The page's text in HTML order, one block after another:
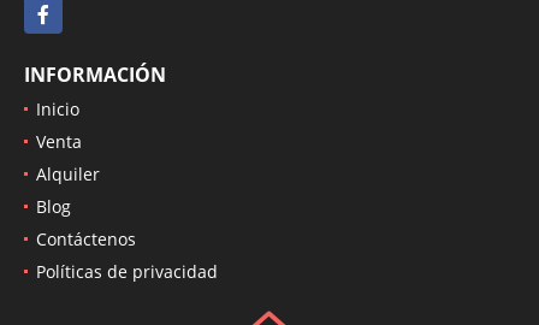
Facebook
INFORMACIÓN
Inicio
Venta
Alquiler
Blog
Contáctenos
Políticas de privacidad